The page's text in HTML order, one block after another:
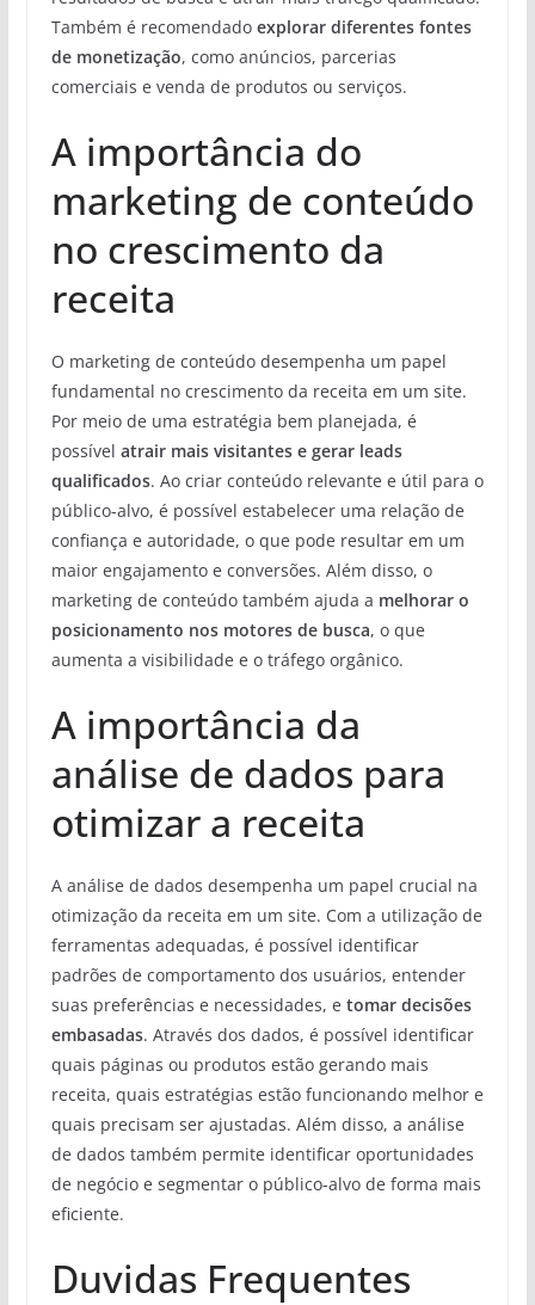
Também é recomendado explorar diferentes fontes
de monetização, como anúncios, parcerias
comerciais e venda de produtos ou serviços.
A importância do
marketing de conteúdo
no crescimento da
receita
O marketing de conteúdo desempenha um papel
fundamental no crescimento da receita em um site.
Por meio de uma estratégia bem planejada, é
possível atrair mais visitantes e gerar leads
qualificados. Ao criar conteúdo relevante e útil para o
público-alvo, é possível estabelecer uma relação de
confiança e autoridade, o que pode resultar em um
maior engajamento e conversões. Além disso, o
marketing de conteúdo também ajuda a melhorar o
posicionamento nos motores de busca, o que
aumenta a visibilidade e o tráfego orgânico.
A importância da
análise de dados para
otimizar a receita
A análise de dados desempenha um papel crucial na
otimização da receita em um site. Com a utilização de
ferramentas adequadas, é possível identificar
padrões de comportamento dos usuários, entender
suas preferências e necessidades, e tomar decisões
embasadas. Através dos dados, é possível identificar
quais páginas ou produtos estão gerando mais
receita, quais estratégias estão funcionando melhor e
quais precisam ser ajustadas. Além disso, a análise
de dados também permite identificar oportunidades
de negócio e segmentar o público-alvo de forma mais
eficiente.
Duvidas Frequentes